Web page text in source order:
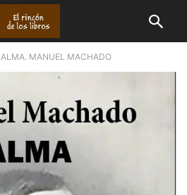
ALMA. MANUEL MACHADO